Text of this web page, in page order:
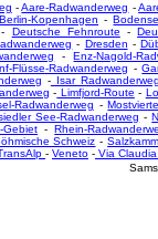
-Aare-Radwanderweg -
Kopenhagen -
- Deutsche Fehnroute -
- Dresden -
-Enz-Nagold-
Flüsse-Radwanderweg -
-Isar Radwanderweg
- Limfjord-Route -
Radwanderweg -
See-Radwanderweg -
Gebiet -Rhein-
Schweiz -
- Veneto - Via